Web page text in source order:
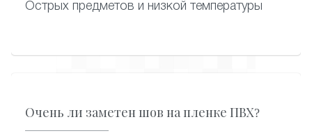
Острых предметов и низкой температуры
Очень ли заметен шов на пленке ПВХ?